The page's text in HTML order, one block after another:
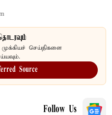
செய்திகளை
Source
Follow Us